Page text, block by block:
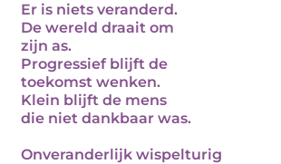
Er is niets veranderd.
De wereld draait om
zijn as.
Progressief blijft de
toekomst wenken.
Klein blijft de mens
die niet dankbaar was.
Onveranderlijk wispelturig